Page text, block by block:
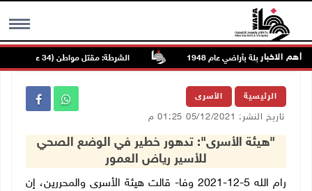
MENU أهم الاخبار
في مقيبلة بأراضي عام 1948 الشرطة: مقتل مواطن (34 عاما) في بيرزيت شمال رام الله
الرئيسية الأسرى
تاريخ النشر: 05/12/2021 01:25 م
"هيئة الأسرى": تدهور خطير في الوضع الصحي
للأسير رياض العمور
رام الله 5-12-2021 وفا- قالت هيئة الأسرى والمحررين، إن